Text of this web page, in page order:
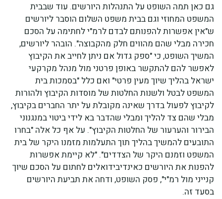
גם כאן תמה השופט על התנהלות היורשים. עוד שבבית
המשפט המחוזי וגם בבית משפט השלום הוסבר ליורשים
ש"אין אפשרות להפנותם לבדם לרמ"י לחתימה על הסכם
חכירה מבלי שהם מהווים חלק מהקבוצה". הובהר ליורשים,
המשיך השופט, כי "ספק גדול אם ניתן לחייב את הקיבוץ
לאפשר להם להתקשר באופן פרטני מול מנהל מקרקעי
ישראל בהליך שיוך מעין פרטי" ואם כלל "בסמכות בית
המשפט לבטל ולשנות החלטות של מוסדות הקיבוץ ולהורות
לקיבוץ לפעול בדרך שאינה מקובלת על יתר החברים בקיבוץ,
מבלי שהם צד להליך ומבלי שהדבר בא לידי ביטוי במנגנוני
הבירור והערעור של החלטות הקיבוץ". על אף כל אלה "בחרו
התובעים להמשיך בהליך תוך התעלמות מזמנו היקר של בית
המשפט וזמנם היקר של הצדדים". "לא קיימת אפשרות
להפנות את היורשים כאינדיבידואלים לחתום על הסכם שיוך
קנייני מול רמ"י", פסק השופט, ודחה את תביעת היורשים
בסעד זה.